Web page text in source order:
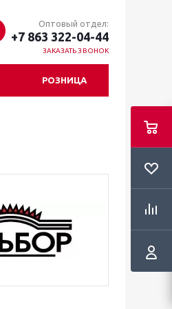
Оптовый отдел:
+7 863 322-04-44
ЗАКАЗАТЬ ЗВОНОК
РОЗНИЦА